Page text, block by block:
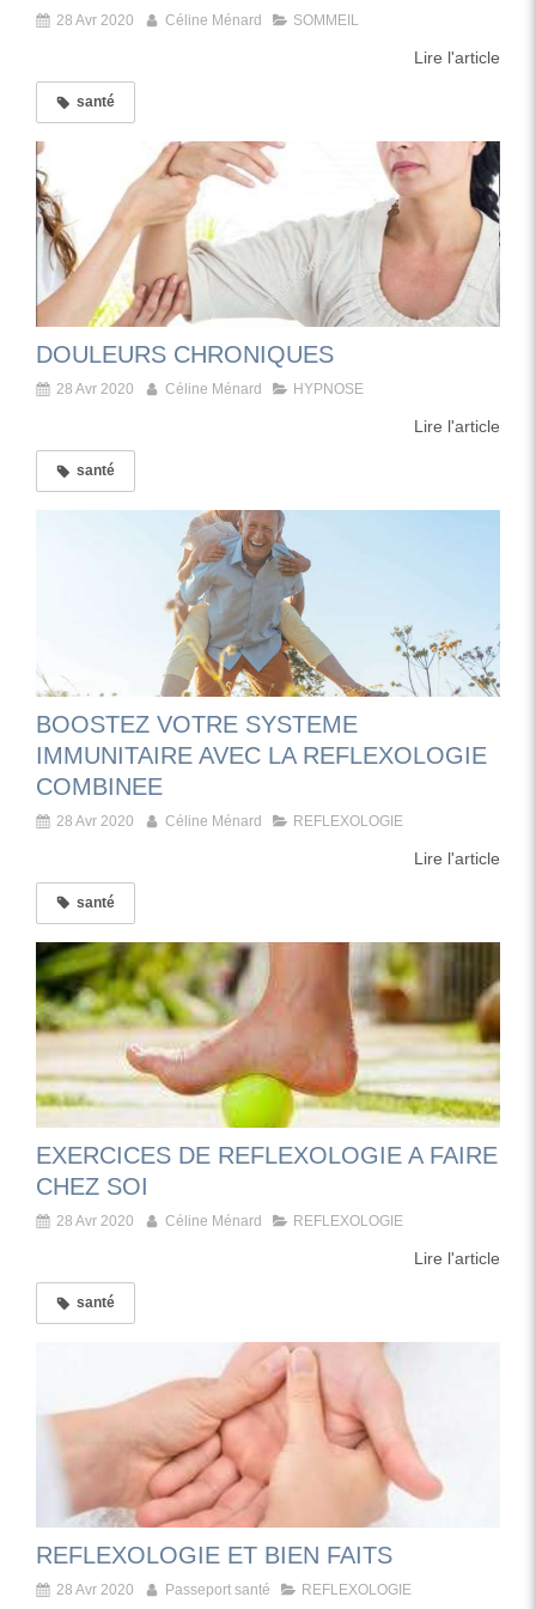
28 Avr 2020 Céline Ménard SOMMEIL
Lire l'article
santé
DOULEURS CHRONIQUES
28 Avr 2020 Céline Ménard HYPNOSE
Lire l'article
santé
BOOSTEZ VOTRE SYSTEME
IMMUNITAIRE AVEC LA REFLEXOLOGIE
COMBINEE
28 Avr 2020 Céline Ménard REFLEXOLOGIE
Lire l'article
santé
EXERCICES DE REFLEXOLOGIE A FAIRE
CHEZ SOI
28 Avr 2020 Céline Ménard REFLEXOLOGIE
Lire l'article
santé
REFLEXOLOGIE ET BIEN FAITS
28 Avr 2020 Passeport santé REFLEXOLOGIE